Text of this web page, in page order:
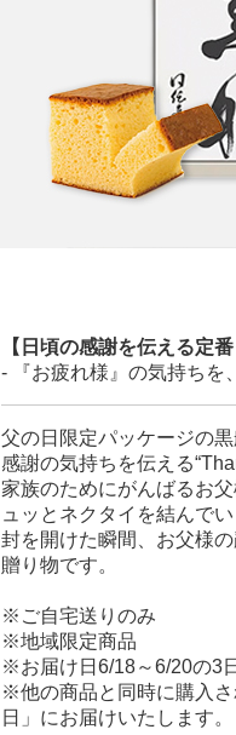
【日頃の感謝を伝える定
- 『お疲れ様』の気持ちを
父の日限定パッケージの黒
感謝の気持ちを伝える
家族のためにがんばるお
ュッとネクタイを結んでい
封を開けた瞬間、お父様
贈り物です。
※ご自宅送りのみ
※地域限定商品
※お届け日6/18～6/20の3
※他の商品と同時に購入
日」にお届けいたします。